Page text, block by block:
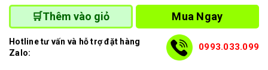
🛒Thêm vào giỏ Mua Ngay
Hotline tư vấn và hỗ trợ đặt hàng
Zalo:
0993.033.099